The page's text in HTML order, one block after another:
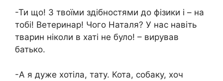
-Ти що! З твоїми здібностями до фізики і – на
тобі! Ветеринар! Чого Наталя? У нас навіть
тварин ніколи в хаті не було! – вирував
батько.
-А я дуже хотіла, тату. Кота, собаку, хоч